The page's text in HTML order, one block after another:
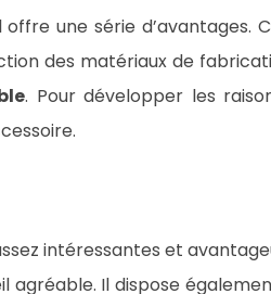
une série d’avantages.
des matériaux de
. Pour développer les
intéressantes et
agréable. Il dispose